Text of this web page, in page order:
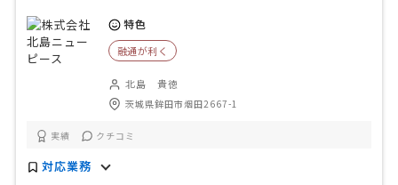
特色
融通が利く
北島 貴徳
茨城県鉾田市烟田2667-1
実績 クチコミ
対応業務